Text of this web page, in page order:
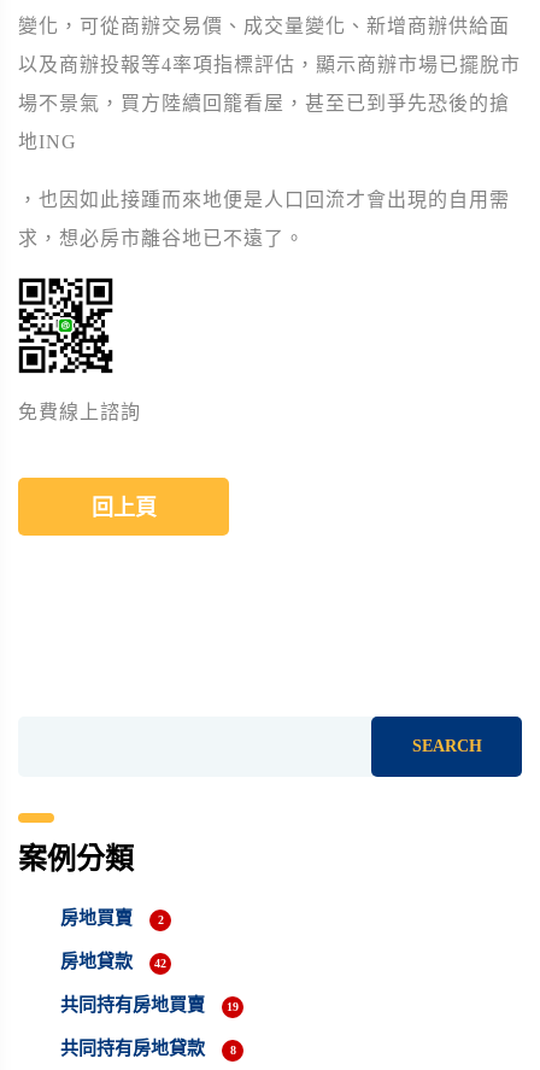
變化，可從商辦交易價、成交量變化、新增商辦供給面
以及商辦投報等4率項指標評估，顯示商辦市場已擺脫市
場不景氣，買方陸續回籠看屋，甚至已到爭先恐後的搶
地ING
，也因如此接踵而來地便是人口回流才會出現的自用需
求，想必房市離谷地已不遠了。
免費線上諮詢
回上頁
SEARCH
案例分類
房地買賣 2
房地貸款 42
共同持有房地買賣 19
共同持有房地貸款 8